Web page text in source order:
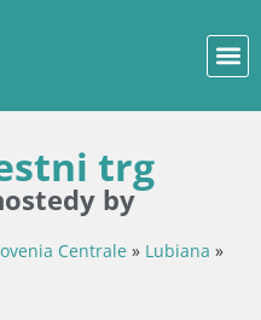
trg
by
Centrale » Lubiana »